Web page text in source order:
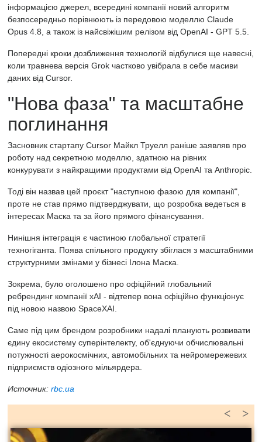
інформацією джерел, всередині компанії новий алгоритм
безпосередньо порівнюють із передовою моделлю Claude
Opus 4.8, а також із найсвіжішим релізом від OpenAI - GPT 5.5.
Попередні кроки дозближення технологій відбулися ще навесні,
коли травнева версія Grok частково увібрала в себе масиви
даних від Cursor.
"Нова фаза" та масштабне
поглинання
Засновник стартапу Cursor Майкл Труелл раніше заявляв про
роботу над секретною моделлю, здатною на рівних
конкурувати з найкращими продуктами від OpenAI та Anthropic.
Тоді він назвав цей проєкт "наступною фазою для компанії",
проте не став прямо підтверджувати, що розробка ведеться в
інтересах Маска та за його прямого фінансування.
Нинішня інтеграція є частиною глобальної стратегії
техногіганта. Поява спільного продукту збіглася з масштабними
структурними змінами у бізнесі Ілона Маска.
Зокрема, було оголошено про офіційний глобальний
ребрендинг компанії xAI - відтепер вона офіційно функціонує
під новою назвою SpaceXAI.
Саме під цим брендом розробники надалі планують розвивати
єдину екосистему суперінтелекту, об'єднуючи обчислювальні
потужності аерокосмічних, автомобільних та нейромережевих
підприємств одіозного мільярдера.
Источник: rbc.ua
>
<